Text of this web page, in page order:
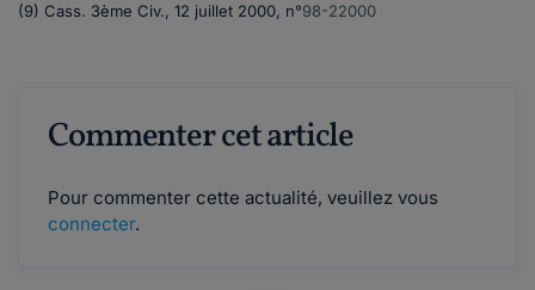
(9) Cass. 3ème Civ., 12 juillet 2000, n°98-22000
Commenter cet article
Pour commenter cette actualité, veuillez vous
connecter.